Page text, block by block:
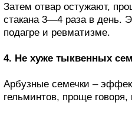
Затем отвар остужают,
стакана 3—4 раза в день.
подагре и ревматизме.
4. Не хуже тыквенных
Арбузные семечки –
гельминтов, проще говоря,